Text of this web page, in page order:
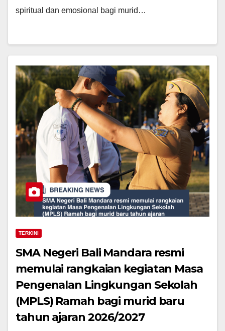
spiritual dan emosional bagi murid…
TERKINI
SMA Negeri Bali Mandara resmi
memulai rangkaian kegiatan Masa
Pengenalan Lingkungan Sekolah
(MPLS) Ramah bagi murid baru
tahun ajaran 2026/2027